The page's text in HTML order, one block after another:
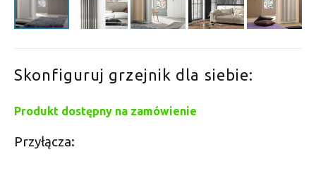
Skonfiguruj grzejnik dla siebie:
Produkt dostępny na zamówienie
Przyłącza: